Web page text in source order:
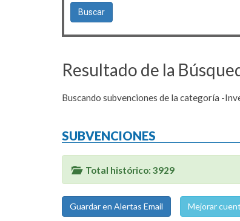
Resultado de la
Buscando subvenciones de la categoría -
SUBVENCIONES
Total histórico: 3929
Mejorar